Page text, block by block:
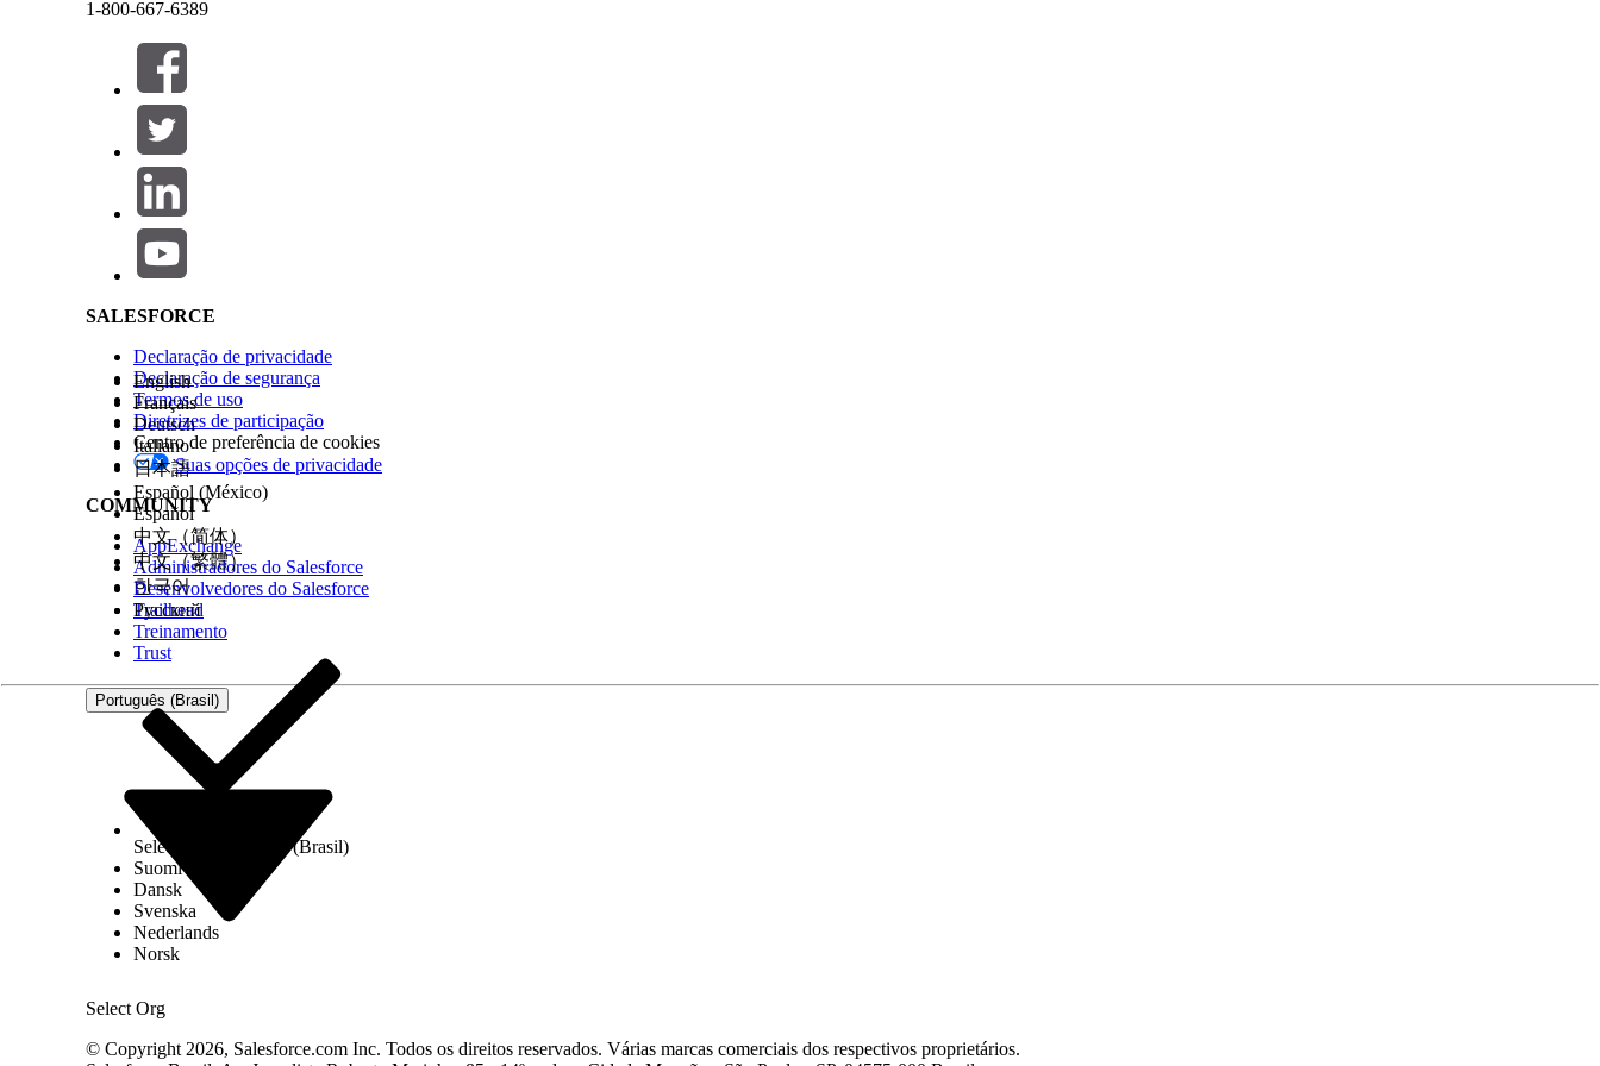
Como a tendência de novos problemas se compara à tendência de problemas fechados nos últimos oito dias?
Qual é a distribuição de problemas fechados por prioridade nos últimos 8 dias?
Qual é a distribuição de novos problemas com base no destinatário nos últimos 8 dias?
Quem são os principais registradores de problemas fechados nos últimos 8 dias?
Problemas em aberto
Qual é o detalhamento de problemas abertos por prioridade?
Qual é a divisão de problemas abertos por categoria?
Qual é o detalhamento de problemas abertos por processador?
Problemas resolvidos
Qual é o tempo médio para fechar problemas, dividido por prioridade?
Qual é o tempo de resolução de problemas para diferentes processadores?
Problemas que precisam de atenção
Quais problemas estão violando seu SLA no momento?
Quais problemas atualmente não estão atribuídos a um processador?
Qual é a contagem de violações de SLA por diferentes cumpridores?
Tabela de problemas
A Tabela de problemas fornece detalhes de todos os problemas com as principais informações, como assunto, destinatário e prioridade.
1-800-667-6389
SALESFORCE
Declaração de privacidade
Declaração de segurança
Termos de uso
Diretrizes de participação
Centro de preferência de cookies
Suas opções de privacidade
COMMUNITY
AppExchange
Administradores do Salesforce
Desenvolvedores do Salesforce
Trailhead
Treinamento
Trust
Português (Brasil)
Select Org
English
Français
Deutsch
Italiano
日本語
Español (México)
Español
中文（简体）
中文（繁體）
한국어
Русский
Select Org
Português (Brasil)
Suomi
Dansk
Svenska
Nederlands
Norsk
© Copyright 2026, Salesforce.com Inc. Todos os direitos reservados. Várias marcas comerciais dos respectivos proprietários.
Salesforce Help | Article